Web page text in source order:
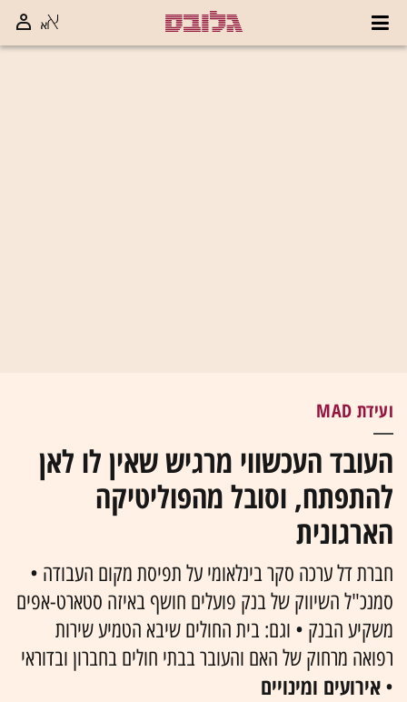
ועידת MAD
העובד העכשווי מרגיש שאין לו לאן
להתפתח, וסובל מהפוליטיקה
הארגונית
חברת דל ערכה סקר בינלאומי על תפיסת מקום העבודה •
סמנכ"ל השיווק של בנק פועלים חושף באיזה סטארט-אפים
משקיע הבנק • וגם: בית החולים שיבא הטמיע שירות
רפואה מרחוק של האם והעובר בבתי חולים בחברון ובדוראי
• אירועים ומינויים